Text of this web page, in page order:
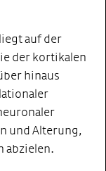
auf der
der kortikalen
hinaus
und Alterung,
abzielen.